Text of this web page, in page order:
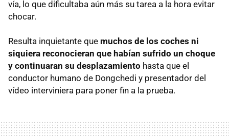
vía, lo que dificultaba aún más su tarea a la hora evitar
chocar.
Resulta inquietante que muchos de los coches ni
siquiera reconocieran que habían sufrido un choque
y continuaran su desplazamiento hasta que el
conductor humano de Dongchedi y presentador del
vídeo interviniera para poner fin a la prueba.